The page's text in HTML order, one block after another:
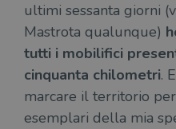
ultimi sessanta giorni
Mastrota qualunque)
tutti i mobilifici
cinquanta chilometri.
marcare il territorio
esemplari della mia